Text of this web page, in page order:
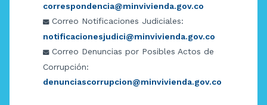
correspondencia@minvivienda.gov.co
Correo Notificaciones Judiciales:
notificacionesjudici@minvivienda.gov.co
Correo Denuncias por Posibles Actos de
Corrupción:
denunciascorrupcion@minvivienda.gov.co